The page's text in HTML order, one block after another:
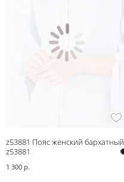
z53881 Пояс женский бархатный
z53881
1 300 р.